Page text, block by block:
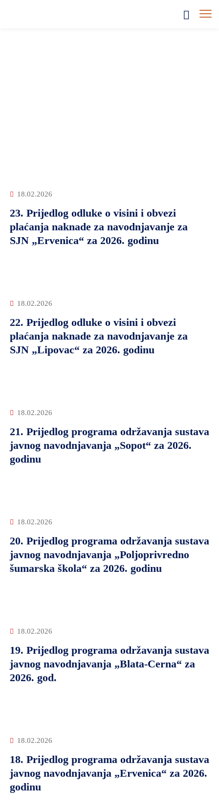
18.02.2026
23. Prijedlog odluke o visini i obvezi
plaćanja naknade za navodnjavanje za
SJN „Ervenica“ za 2026. godinu
18.02.2026
22. Prijedlog odluke o visini i obvezi
plaćanja naknade za navodnjavanje za
SJN „Lipovac“ za 2026. godinu
18.02.2026
21. Prijedlog programa održavanja sustava
javnog navodnjavanja „Sopot“ za 2026.
godinu
18.02.2026
20. Prijedlog programa održavanja sustava
javnog navodnjavanja „Poljoprivredno
šumarska škola“ za 2026. godinu
18.02.2026
19. Prijedlog programa održavanja sustava
javnog navodnjavanja „Blata-Cerna“ za
2026. god.
18.02.2026
18. Prijedlog programa održavanja sustava
javnog navodnjavanja „Ervenica“ za 2026.
godinu